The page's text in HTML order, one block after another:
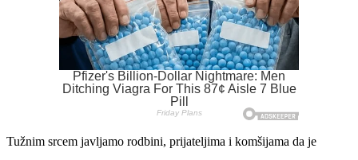
Tužnim srcem javljamo rodbini, prijateljima i komšijama da je